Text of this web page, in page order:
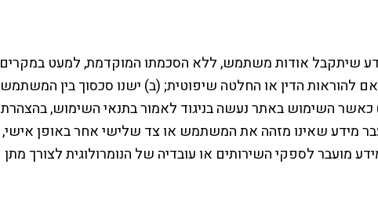
שיתקבל אודות משתמש, ללא הסכמתו המוקדמת, למעט במקרים
להוראות הדין או החלטה שיפוטית; (ב) ישנו סכסוך בין המשתמש
כאשר השימוש באתר נעשה בניגוד לאמור בתנאי השימוש, בהצהרת
מידע שאינו מזהה את המשתמש או צד שלישי אחר באופן אישי,
מועבר לספקי השירותים או עובדיה של הנומרולוגית לצורך מתן